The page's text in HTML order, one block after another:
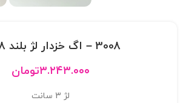
3008 – اگ خزدار لژ بلند 3008
۳.۲۴۳.۰۰۰تومان
لژ 3 سانت